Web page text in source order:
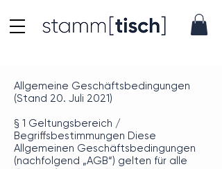
Allgemeine Geschäftsbedingungen
(Stand 20. Juli 2021)
§ 1 Geltungsbereich /
Begriffsbestimmungen Diese
Allgemeinen Geschäftsbedingungen
(nachfolgend „AGB“) gelten für alle